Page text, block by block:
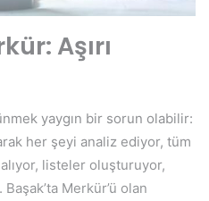
Aşırı
yaygın bir sorun olabilir:
her şeyi analiz ediyor, tüm
listeler oluşturuyor,
Merkür’ü olan